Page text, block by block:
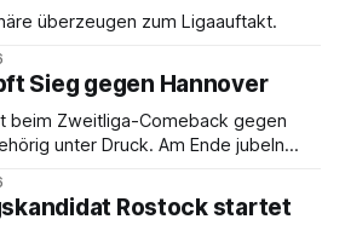
überzeugen zum Ligaauftakt.
Sieg gegen Hannover
beim Zweitliga-Comeback gegen
unter Druck. Am Ende jubeln
Rostock startet